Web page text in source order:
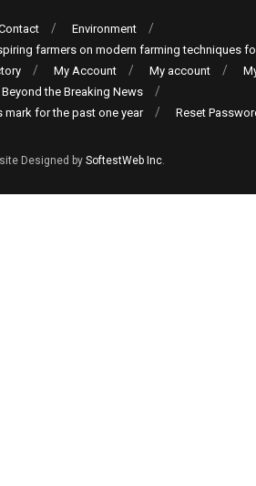
Environment
farmers on modern farming techniques
My Account My account
the Breaking News
mark for the past one year
Reset
Designed by SoftestWeb Inc.